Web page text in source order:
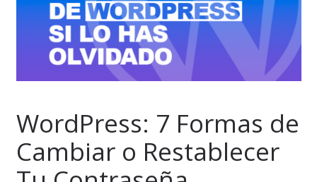
WordPress: 7 Formas de
Cambiar o Restablecer